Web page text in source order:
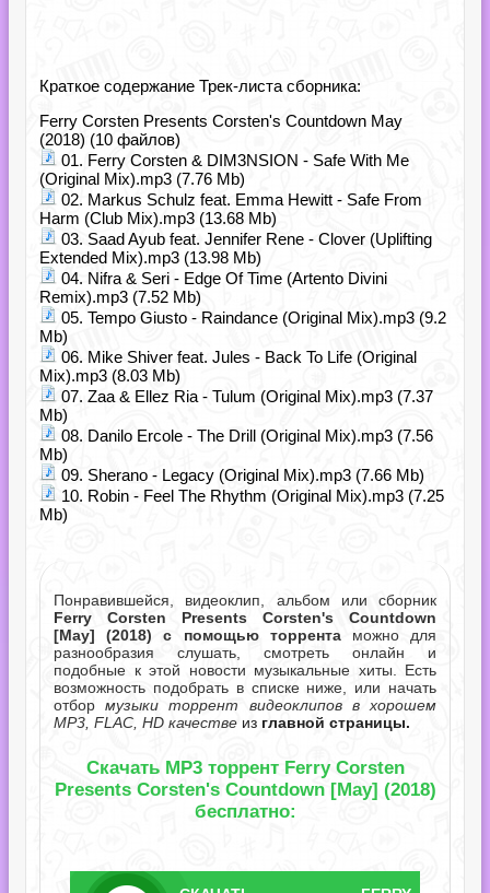
Краткое содержание Трек-листа сборника:
Ferry Corsten Presents Corsten's Countdown May
(2018) (10 файлов)
01. Ferry Corsten & DIM3NSION - Safe With Me
(Original Mix).mp3 (7.76 Mb)
02. Markus Schulz feat. Emma Hewitt - Safe From
Harm (Club Mix).mp3 (13.68 Mb)
03. Saad Ayub feat. Jennifer Rene - Clover (Uplifting
Extended Mix).mp3 (13.98 Mb)
04. Nifra & Seri - Edge Of Time (Artento Divini
Remix).mp3 (7.52 Mb)
05. Tempo Giusto - Raindance (Original Mix).mp3 (9.2
Mb)
06. Mike Shiver feat. Jules - Back To Life (Original
Mix).mp3 (8.03 Mb)
07. Zaa & Ellez Ria - Tulum (Original Mix).mp3 (7.37
Mb)
08. Danilo Ercole - The Drill (Original Mix).mp3 (7.56
Mb)
09. Sherano - Legacy (Original Mix).mp3 (7.66 Mb)
10. Robin - Feel The Rhythm (Original Mix).mp3 (7.25
Mb)
Понравившейся, видеоклип, альбом или сборник
Ferry Corsten Presents Corsten's Countdown
[May] (2018) с помощью торрентаможно для
разнообразия слушать, смотреть онлайн и
подобные к этой новости музыкальные хиты. Есть
возможность подобрать в списке ниже, или начать
отбормузыки торрент видеоклипов в хорошем
MP3, FLAC, HD качестве из главной страницы.
Скачать MP3 торрент Ferry Corsten
Presents Corsten's Countdown [May] (2018)
бесплатно: